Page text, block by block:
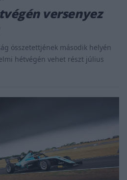
versenyez
összetettjének második helyén
hétvégén vehet részt július